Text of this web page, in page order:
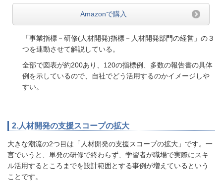
Amazonで購入
「事業指標－研修(人材開発)指標－人材開発部門の経営」の３
つを連動させて解説している。
全部で図表が約200あり、120の指標例、多数の報告書の具体
例を示しているので、自社でどう活用するのかイメージしや
すい。
2.人材開発の支援スコープの拡大
大きな潮流の2つ目は「人材開発の支援スコープの拡大」です。一
言でいうと、単発の研修で終わらず、学習者が職場で実際にスキ
ル活用するところまでを設計範囲とする事例が増えているという
ことです。